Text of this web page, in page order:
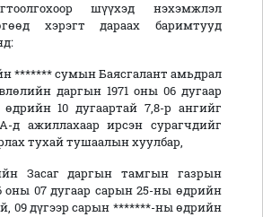
шүүхэд нэхэмжлэл
хэрэгт дараах баримтууд
******* сумын Баясгалант амьдрал
даргын 1971 оны 06 дугаар
10 дугаартай 7,8-р ангийг
д ажиллахаар ирсэн сурагчдийг
тухай тушаалын хуулбар,
Засаг даргын тамгын газрын
оны 07 дугаар сарын 25-ны өдрийн
09 дүгээр сарын *******-ны өдрийн